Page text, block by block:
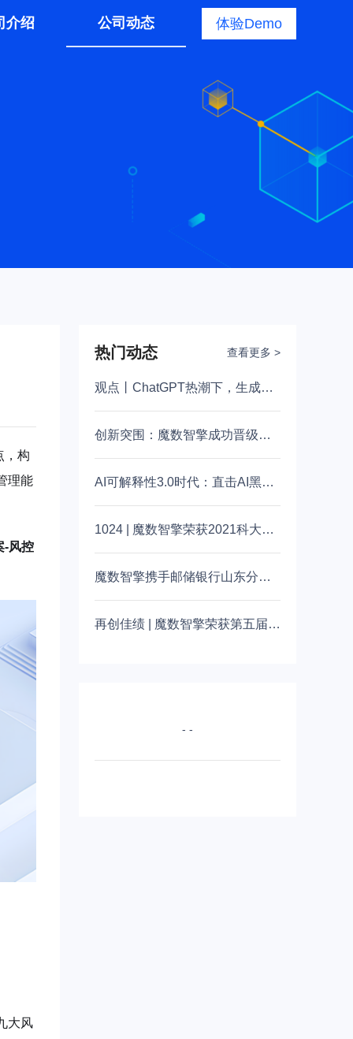
介绍 公司动态 体验Demo
，构
理能
-风控
大风
热门动态 查看更多 >
观点丨ChatGPT热潮下，生成式AI的新视角和新思路！
创新突围：魔数智擎成功晋级第十三届深创赛市半决赛
AI可解释性3.0时代：直击AI黑盒痛点！一场金融智能透明度革命正在掀起
1024 | 魔数智擎荣获2021科大讯飞AI开发者大赛商业银行智能化应用赛道冠军
魔数智擎携手邮储银行山东分行获“数据要素×”大赛多个奖项
再创佳绩 | 魔数智擎荣获第五届罗湖区大梧桐创新创业大赛三等奖
- -